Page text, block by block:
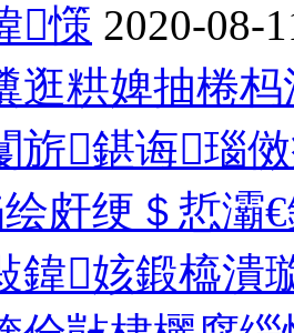
憡 2020-08-
逛粠婢抽棬
旂鍖诲瑙
皯绠＄悊灞
鍏姟鍛橀潰